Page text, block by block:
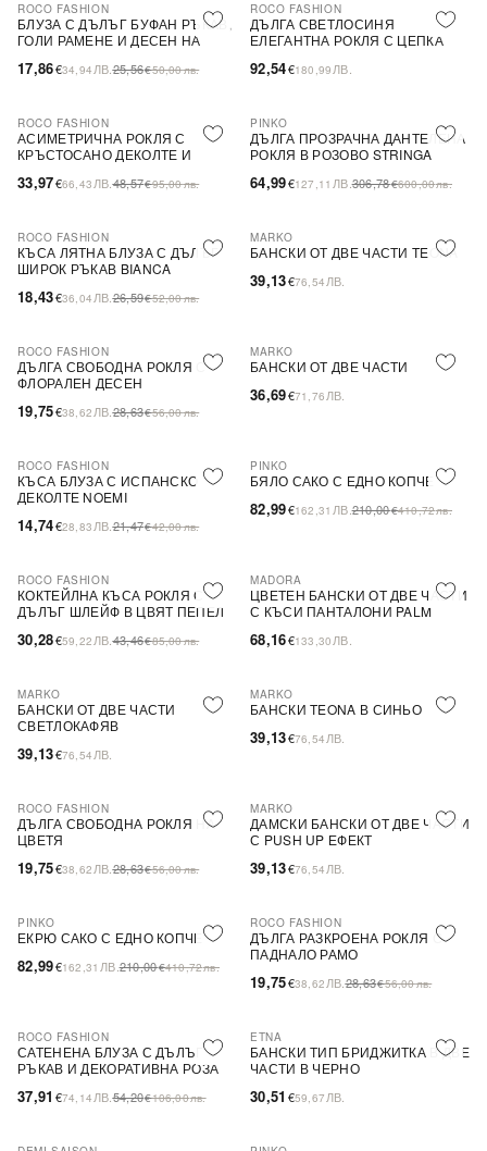
-30%
ROCO FASHION
БЛУЗА С ДЪЛЪГ БУФАН РЪКАВ,
ГОЛИ РАМЕНЕ И ДЕСЕН НА
17,86€34,94 ЛВ.25,56€50,00лв.
ROCO FASHION
ДЪЛГА СВЕТЛОСИНЯ
ЕЛЕГАНТНА РОКЛЯ С ЦЕПКА
92,54€180,99 ЛВ.
-30%
ROCO FASHION
АСИМЕТРИЧНА РОКЛЯ С
КРЪСТОСАНО ДЕКОЛТЕ И
33,97€66,43 ЛВ.48,57€95,00лв.
-79%
PINKO
ДЪЛГА ПРОЗРАЧНА ДАНТЕЛЕНА
РОКЛЯ В РОЗОВО STRINGA
64,99€127,11 ЛВ.306,78€600,00лв.
-31%
ROCO FASHION
КЪСА ЛЯТНА БЛУЗА С ДЪЛЪГ
ШИРОК РЪКАВ BIANCA
18,43€36,04 ЛВ.26,59€52,00лв.
MARKO
БАНСКИ ОТ ДВЕ ЧАСТИ TEONA
39,13€76,54 ЛВ.
-31%
ROCO FASHION
ДЪЛГА СВОБОДНА РОКЛЯ С
ФЛОРАЛЕН ДЕСЕН
19,75€38,62 ЛВ.28,63€56,00лв.
MARKO
БАНСКИ ОТ ДВЕ ЧАСТИ
36,69€71,76 ЛВ.
-31%
ROCO FASHION
КЪСА БЛУЗА С ИСПАНСКО
ДЕКОЛТЕ NOEMI
14,74€28,83 ЛВ.21,47€42,00лв.
-60%
PINKO
БЯЛО САКО С ЕДНО КОПЧЕ
82,99€162,31 ЛВ.210,00€410,72лв.
-30%
ROCO FASHION
КОКТЕЙЛНА КЪСА РОКЛЯ С
ДЪЛЪГ ШЛЕЙФ В ЦВЯТ ПЕПЕЛ
30,28€59,22 ЛВ.43,46€85,00лв.
MADORA
ЦВЕТЕН БАНСКИ ОТ ДВЕ ЧАСТИ
С КЪСИ ПАНТАЛОНИ PALM
68,16€133,30 ЛВ.
MARKO
БАНСКИ ОТ ДВЕ ЧАСТИ
СВЕТЛОКАФЯВ
39,13€76,54 ЛВ.
MARKO
БАНСКИ TEONA В СИНЬО
39,13€76,54 ЛВ.
-31%
ROCO FASHION
ДЪЛГА СВОБОДНА РОКЛЯ НА
ЦВЕТЯ
19,75€38,62 ЛВ.28,63€56,00лв.
MARKO
ДАМСКИ БАНСКИ ОТ ДВЕ ЧАСТИ
С PUSH UP ЕФЕКТ
39,13€76,54 ЛВ.
-60%
PINKO
ЕКРЮ САКО С ЕДНО КОПЧЕ
82,99€162,31 ЛВ.210,00€410,72лв.
-31%
ROCO FASHION
ДЪЛГА РАЗКРОЕНА РОКЛЯ С
ПАДНАЛО РАМО
19,75€38,62 ЛВ.28,63€56,00лв.
-30%
ROCO FASHION
САТЕНЕНА БЛУЗА С ДЪЛЪГ
РЪКАВ И ДЕКОРАТИВНА РОЗА
37,91 €74,14 ЛВ.54,20€106,00лв.
ETNA
БАНСКИ ТИП БРИДЖИТКА В ДВЕ
ЧАСТИ В ЧЕРНО
30,51 €59,67 ЛВ.